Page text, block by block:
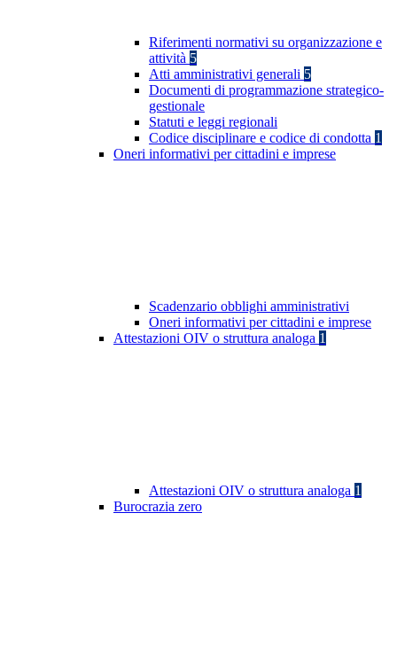
Riferimenti normativi su organizzazione e
attività 5
Atti amministrativi generali 5
Documenti di programmazione strategico-
gestionale
Statuti e leggi regionali
Codice disciplinare e codice di condotta 1
Oneri informativi per cittadini e imprese
Scadenzario obblighi amministrativi
Oneri informativi per cittadini e imprese
Attestazioni OIV o struttura analoga 1
Attestazioni OIV o struttura analoga 1
Burocrazia zero